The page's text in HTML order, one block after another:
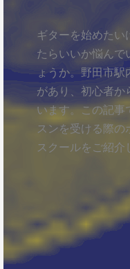
ギターを始めたい
たらいいか悩んで
ょうか。野田市
があり、初心者か
います。この記事
スンを受ける際
スクールをご紹介